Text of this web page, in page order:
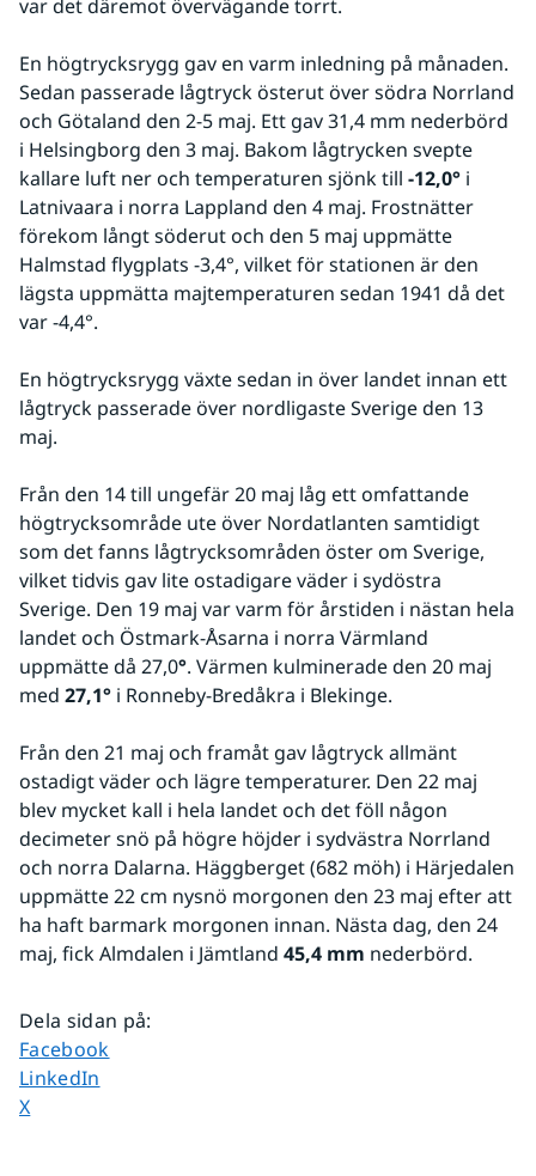
var det däremot övervägande torrt.
En högtrycksrygg gav en varm inledning på månaden.
Sedan passerade lågtryck österut över södra Norrland
och Götaland den 2-5 maj. Ett gav 31,4 mm nederbörd
i Helsingborg den 3 maj. Bakom lågtrycken svepte
kallare luft ner och temperaturen sjönk till -12,0° i
Latnivaara i norra Lappland den 4 maj. Frostnätter
förekom långt söderut och den 5 maj uppmätte
Halmstad flygplats -3,4°, vilket för stationen är den
lägsta uppmätta majtemperaturen sedan 1941 då det
var -4,4°.
En högtrycksrygg växte sedan in över landet innan ett
lågtryck passerade över nordligaste Sverige den 13
maj.
Från den 14 till ungefär 20 maj låg ett omfattande
högtrycksområde ute över Nordatlanten samtidigt
som det fanns lågtrycksområden öster om Sverige,
vilket tidvis gav lite ostadigare väder i sydöstra
Sverige. Den 19 maj var varm för årstiden i nästan hela
landet och Östmark-Åsarna i norra Värmland
uppmätte då 27,0°. Värmen kulminerade den 20 maj
med 27,1° i Ronneby-Bredåkra i Blekinge.
Från den 21 maj och framåt gav lågtryck allmänt
ostadigt väder och lägre temperaturer. Den 22 maj
blev mycket kall i hela landet och det föll någon
decimeter snö på högre höjder i sydvästra Norrland
och norra Dalarna. Häggberget (682 möh) i Härjedalen
uppmätte 22 cm nysnö morgonen den 23 maj efter att
ha haft barmark morgonen innan. Nästa dag, den 24
maj, fick Almdalen i Jämtland 45,4 mm nederbörd.
Dela sidan på:
Dela sidan på
Facebook
Dela sidan på
LinkedIn
Dela sidan på
X